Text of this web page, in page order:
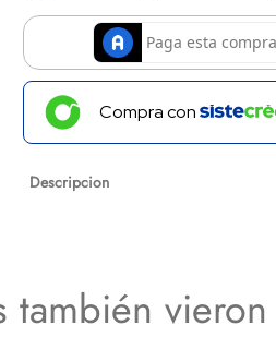
Compra con
Descripcion
Especificaciones
también vieron